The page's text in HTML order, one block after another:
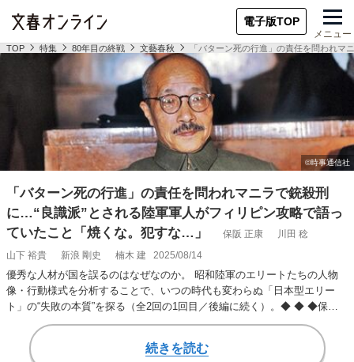
電子版TOP
メニュー
TOP 特集 80年目の終戦 文藝春秋 「バターン死の行進」の責任を問われ
「バターン死の行進」の責任を問われマニラで銃殺刑
に…“良識派”とされる陸軍軍人がフィリピン攻略で語っ
ていたこと「焼くな。犯すな…」
保阪 正康
川田 稔
山下 裕貴
新浪 剛史 楠木 建 2025/08/14
優秀な人材が国を誤るのはなぜなのか。 昭和陸軍のエリートたちの人物
像・行動様式を分析することで、いつの時代も変わらぬ「日本型エリー
ト」の“失敗の本質”を探る（全2回の1回目／後編に続く）。◆ ◆ ◆保阪
陸軍士官学…
続きを読む